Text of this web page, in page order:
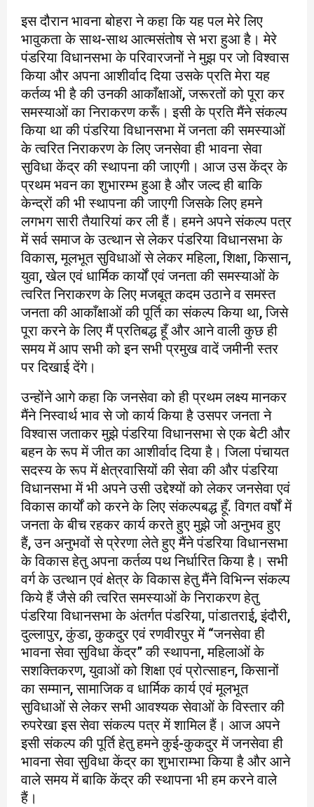
इस दौरान भावना बोहरा ने कहा कि यह पल मेरे लिए
भावुकता के साथ-साथ आत्मसंतोष से भरा हुआ है। मेरे
पंडरिया विधानसभा के परिवारजनों ने मुझ पर जो विश्वास
किया और अपना आशीर्वाद दिया उसके प्रति मेरा यह
कर्तव्य भी है की उनकी आकाँक्षाओं, जरूरतों को पूरा कर
समस्याओं का निराकरण करूँ। इसी के प्रति मैंने संकल्प
किया था की पंडरिया विधानसभा में जनता की समस्याओं
के त्वरित निराकरण के लिए जनसेवा ही भावना सेवा
सुविधा केंद्र की स्थापना की जाएगी। आज उस केंद्र के
प्रथम भवन का शुभारम्भ हुआ है और जल्द ही बाकि
केन्द्रों की भी स्थापना की जाएगी जिसके लिए हमने
लगभग सारी तैयारियां कर ली हैं। हमने अपने संकल्प पत्र
में सर्व समाज के उत्थान से लेकर पंडरिया विधानसभा के
विकास, मूलभूत सुविधाओं से लेकर महिला, शिक्षा, किसान,
युवा, खेल एवं धार्मिक कार्यों एवं जनता की समस्याओं के
त्वरित निराकरण के लिए मजबूत कदम उठाने व समस्त
जनता की आकाँक्षाओं की पूर्ति का संकल्प किया था, जिसे
पूरा करने के लिए मैं प्रतिबद्ध हूँ और आने वाली कुछ ही
समय में आप सभी को इन सभी प्रमुख वादें जमीनी स्तर
पर दिखाई देंगे।
उन्होंने आगे कहा कि जनसेवा को ही प्रथम लक्ष्य मानकर
मैंने निस्वार्थ भाव से जो कार्य किया है उसपर जनता ने
विश्वास जताकर मुझे पंडरिया विधानसभा से एक बेटी और
बहन के रूप में जीत का आशीर्वाद दिया है। जिला पंचायत
सदस्य के रूप में क्षेत्रवासियों की सेवा की और पंडरिया
विधानसभा में भी अपने उसी उद्देश्यों को लेकर जनसेवा एवं
विकास कार्यों को करने के लिए संकल्पबद्ध हूँ. विगत वर्षों में
जनता के बीच रहकर कार्य करते हुए मुझे जो अनुभव हुए
हैं, उन अनुभवों से प्रेरणा लेते हुए मैंने पंडरिया विधानसभा
के विकास हेतु अपना कर्तव्य पथ निर्धारित किया है। सभी
वर्ग के उत्थान एवं क्षेत्र के विकास हेतु मैंने विभिन्न संकल्प
किये हैं जैसे की त्वरित समस्याओं के निराकरण हेतु
पंडरिया विधानसभा के अंतर्गत पंडरिया, पांडातराई, इंदौरी,
दुल्लापुर, कुंडा, कुकदुर एवं रणवीरपुर में “जनसेवा ही
भावना सेवा सुविधा केंद्र” की स्थापना, महिलाओं के
सशक्तिकरण, युवाओं को शिक्षा एवं प्रोत्साहन, किसानों
का सम्मान, सामाजिक व धार्मिक कार्य एवं मूलभूत
सुविधाओं से लेकर सभी आवश्यक सेवाओं के विस्तार की
रुपरेखा इस सेवा संकल्प पत्र में शामिल हैं। आज अपने
इसी संकल्प की पूर्ति हेतु हमने कुई-कुकदुर में जनसेवा ही
भावना सेवा सुविधा केंद्र का शुभाराम्भा किया है और आने
वाले समय में बाकि केंद्र की स्थापना भी हम करने वाले
हैं।